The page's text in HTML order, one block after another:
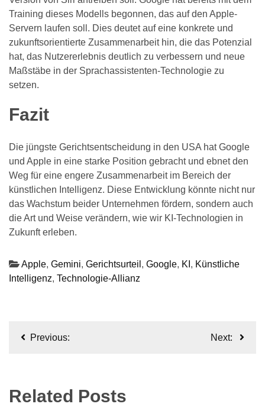
Training dieses Modells begonnen, das auf den Apple-
Servern laufen soll. Dies deutet auf eine konkrete und
zukunftsorientierte Zusammenarbeit hin, die das Potenzial
hat, das Nutzererlebnis deutlich zu verbessern und neue
Maßstäbe in der Sprachassistenten-Technologie zu
setzen.
Fazit
Die jüngste Gerichtsentscheidung in den USA hat Google
und Apple in eine starke Position gebracht und ebnet den
Weg für eine engere Zusammenarbeit im Bereich der
künstlichen Intelligenz. Diese Entwicklung könnte nicht nur
das Wachstum beider Unternehmen fördern, sondern auch
die Art und Weise verändern, wie wir KI-Technologien in
Zukunft erleben.
Apple, Gemini, Gerichtsurteil , Google, KI , Künstliche
Intelligenz, Technologie-Allianz
Beitragsnavigation
Previous: Next:
Related Posts